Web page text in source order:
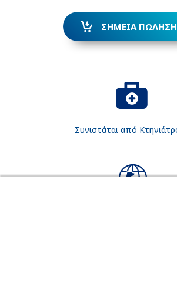
ΣΗΜΕΊΑ
Συνιστάται από